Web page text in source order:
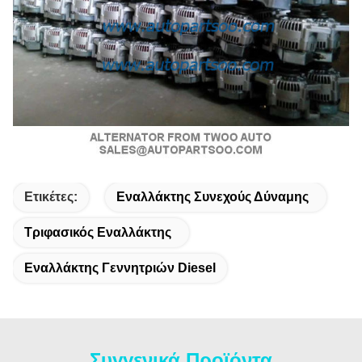
Ετικέτες: Εναλλάκτης Συνεχούς Δύναμης
Τριφασικός Εναλλάκτης
Εναλλάκτης Γεννητριών Diesel